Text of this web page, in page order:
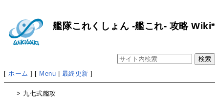
艦隊これくしょん -艦これ- 攻略 Wiki*
[ホーム ] [ Menu 最終更新 ]
> 九七式艦攻